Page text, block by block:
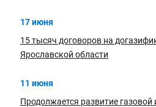
17 июня
15 тысяч договоров на
Ярославской области
11 июня
Продолжается развитие